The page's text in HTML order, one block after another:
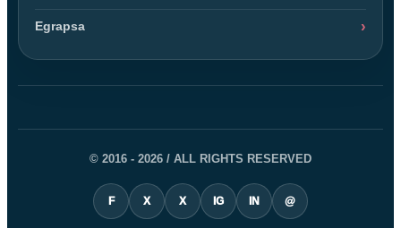
Egrapsa
© 2016 - 2026 / ALL RIGHTS RESERVED
F X X IG IN @